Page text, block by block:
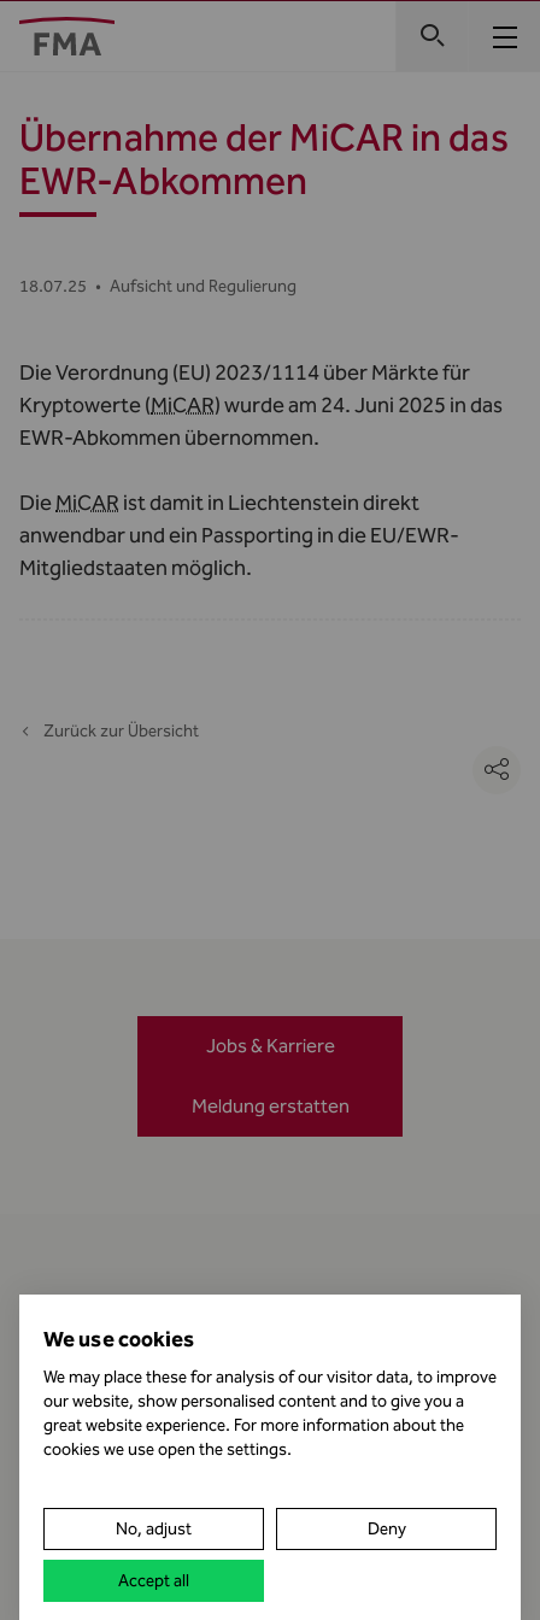
Übernahme der MiCAR in das
EWR-Abkommen
18.07.25 • Aufsicht und Regulierung
Die Verordnung (EU) 2023/1114 über Märkte für
Kryptowerte (MiCAR) wurde am 24. Juni 2025 in das
EWR-Abkommen übernommen.
DieMiCAR ist damit in Liechtenstein direkt
anwendbar und ein Passporting in die EU/EWR-
Mitgliedstaaten möglich.
Zurück zur Übersicht
Öffnungszeiten
Datenschutz
Rechtshinweis
Jobs & Karriere
Meldung erstatten
We use cookies
We may place these for analysis of our visitor data, to improve
our website, show personalised content and to give you a
great website experience. For more information about the
cookies we use open the settings.
No, adjust Deny
Accept all